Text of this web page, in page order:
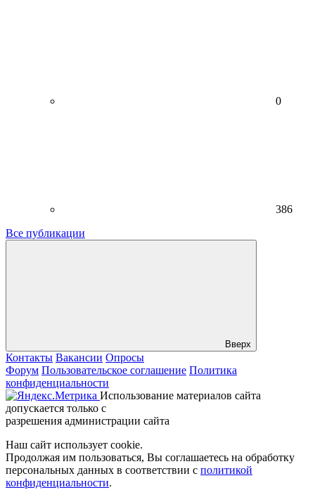
0
386
Все публикации
Вверх
Контакты Вакансии Опросы
Форум Пользовательское соглашение Политика
конфиденциальности
Использование материалов сайта
допускается только с
разрешения администрации сайта
Наш сайт использует cookie.
Продолжая им пользоваться, Вы соглашаетесь на обработку
персональных данных в соответствии с политикой
конфиденциальности.